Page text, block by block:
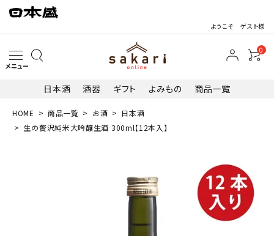
ようこそ ゲスト様
メニュー
0
日本酒 酒器 ギフト よみもの 商品一覧
search
HOME 商品一覧 お酒
日本酒
生の贅沢純米大吟醸生酒 300ml【12本入】